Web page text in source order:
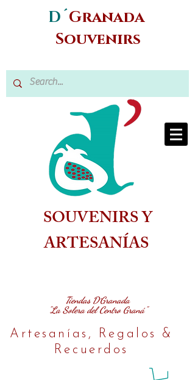
D´Granada
Souvenirs
SOUVENIRS Y
ARTESANÍAS
Tiendas D´Granada
"La Solera del Centro Graná"
Artesanías, Regalos &
Recuerdos